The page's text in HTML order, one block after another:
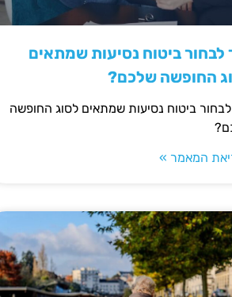
לבחור ביטוח נסיעות שמתאים
החופשה שלכם?
ביטוח נסיעות שמתאים לסוג החופשה
המאמר »